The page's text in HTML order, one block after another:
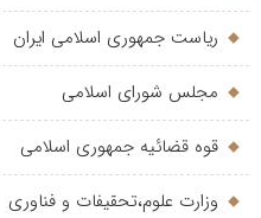
ریاست جمهوری اسلامی ایران
مجلس شورای اسلامی
قوه قضائیه جمهوری اسلامی
وزارت علوم،تحقیفات و فناوری